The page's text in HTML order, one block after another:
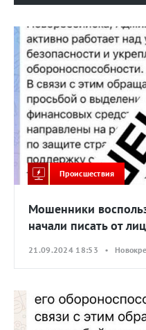
Происшествия
Мошенники
начали писать от
21.09.2024 18:53 •